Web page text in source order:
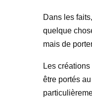
Dans les
quelque
mais de
Les
être portés